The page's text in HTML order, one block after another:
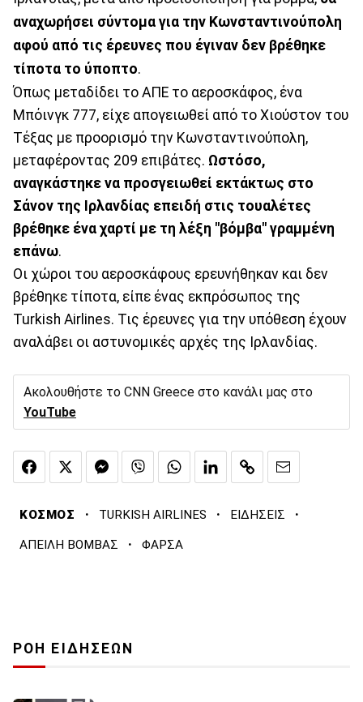
αναχωρήσει σύντομα για την Κωνσταντινούπολη
αφού από τις έρευνες που έγιναν δεν βρέθηκε
τίποτα το ύποπτο.
Όπως μεταδίδει το ΑΠΕ το αεροσκάφος, ένα
Μπόινγκ 777, είχε απογειωθεί από το Χιούστον του
Τέξας με προορισμό την Κωνσταντινούπολη,
μεταφέροντας 209 επιβάτες. Ωστόσο,
αναγκάστηκε να προσγειωθεί εκτάκτως στο
Σάνον της Ιρλανδίας επειδή στις τουαλέτες
βρέθηκε ένα χαρτί με τη λέξη "βόμβα" γραμμένη
επάνω.
Οι χώροι του αεροσκάφους ερευνήθηκαν και δεν
βρέθηκε τίποτα, είπε ένας εκπρόσωπος της
Turkish Airlines. Τις έρευνες για την υπόθεση έχουν
αναλάβει οι αστυνομικές αρχές της Ιρλανδίας.
Ακολουθήστε το CNN Greece στο κανάλι μας στο
YouTube
ΚΟΣΜΟΣ · TURKISH AIRLINES · ΕΙΔΗΣΕΙΣ ·
ΑΠΕΙΛΗ ΒΟΜΒΑΣ · ΦΑΡΣΑ
ΡΟΗ ΕΙΔΗΣΕΩΝ